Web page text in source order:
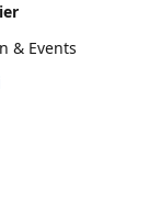
& Events